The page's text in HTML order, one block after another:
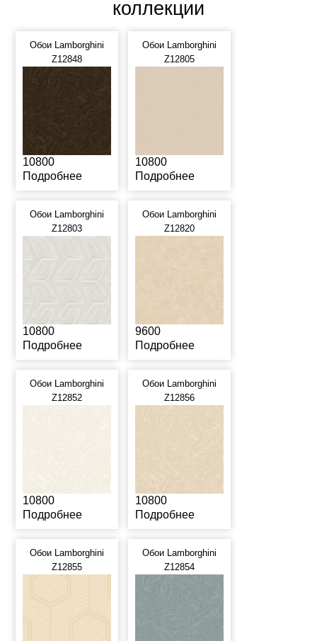
коллекции
Обои Lamborghini
Z12848
10800
Подробнее
Обои Lamborghini
Z12805
10800
Подробнее
Обои Lamborghini
Z12803
10800
Подробнее
Обои Lamborghini
Z12820
9600
Подробнее
Обои Lamborghini
Z12852
10800
Подробнее
Обои Lamborghini
Z12856
10800
Подробнее
Обои Lamborghini
Z12855
Обои Lamborghini
Z12854